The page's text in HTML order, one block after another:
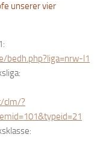
unserer vier
bedh.php?liga=nrw-l1
clm/?